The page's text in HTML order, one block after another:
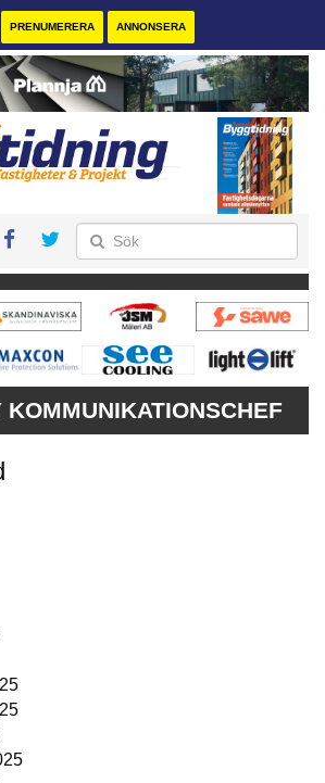
PRENUMERERA ANNONSERA
KOMMUNIKATIONSCHEF